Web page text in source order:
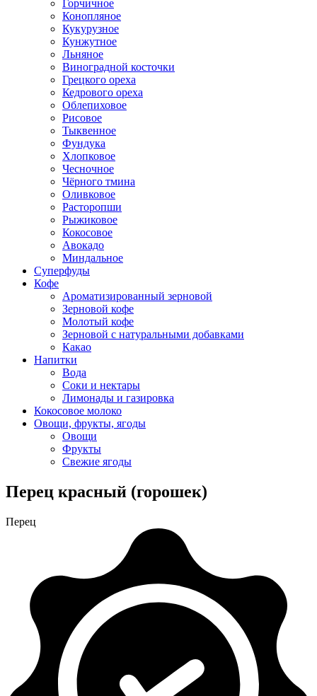
Горчичное
Конопляное
Кукурузное
Кунжутное
Льняное
Виноградной косточки
Грецкого ореха
Кедрового ореха
Облепиховое
Рисовое
Тыквенное
Фундука
Хлопковое
Чесночное
Чёрного тмина
Оливковое
Расторопши
Рыжиковое
Кокосовое
Авокадо
Миндальное
Суперфуды
Кофе
Ароматизированный зерновой
Зерновой кофе
Молотый кофе
Зерновой с натуральными добавками
Какао
Напитки
Вода
Соки и нектары
Лимонады и газировка
Кокосовое молоко
Овощи, фрукты, ягоды
Овощи
Фрукты
Свежие ягоды
Перец красный (горошек)
Перец